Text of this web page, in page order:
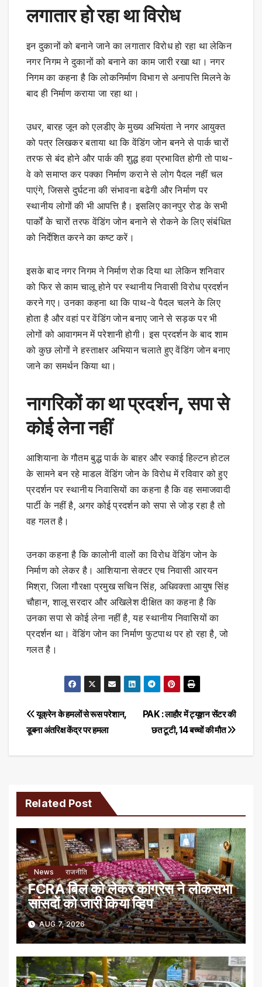
लगातार हो रहा था विरोध
इन दुकानों को बनाने जाने का लगातार विरोध हो रहा था लेकिन
नगर निगम ने दुकानों को बनाने का काम जारी रखा था। नगर
निगम का कहना है कि लोकनिर्माण विभाग से अनापत्ति मिलने के
बाद ही निर्माण कराया जा रहा था।
उधर, बारह जून को एलडीए के मुख्य अभियंता ने नगर आयुक्त
को पत्र लिखकर बताया था कि वेंडिंग जोन बनने से पार्क चारों
तरफ से बंद होने और पार्क की शुद्ध हवा प्रभावित होगी तो पाथ-
वे को समाप्त कर पक्का निर्माण कराने से लोग पैदल नहीं चल
पाएंगे, जिससे दुर्घटना की संभावना बढेगी और निर्माण पर
स्थानीय लोगों की भी आपत्ति है। इसलिए कानपुर रोड के सभी
पार्कों के चारों तरफ वेंडिंग जोन बनाने से रोकने के लिए संबंधित
को निर्देशित करने का कष्ट करें।
इसके बाद नगर निगम ने निर्माण रोक दिया था लेकिन शनिवार
को फिर से काम चालू होने पर स्थानीय निवासी विरोध प्रदर्शन
करने गए। उनका कहना था कि पाथ-वे पैदल चलने के लिए
होता है और वहां पर वेंडिंग जोन बनाए जाने से सड़क पर भी
लोगों को आवागमन में परेशानी होगी। इस प्रदर्शन के बाद शाम
को कुछ लोगों ने हस्ताक्षर अभियान चलाते हुए वेंडिंग जोन बनाए
जाने का समर्थन किया था।
नागरिकों का था प्रदर्शन, सपा से
कोई लेना नहीं
आशियाना के गौतम बुद्ध पार्क के बाहर और स्काई हिल्टन होटल
के सामने बन रहे माडल वेंडिंग जोन के विरोध में रविवार को हुए
प्रदर्शन पर स्थानीय निवासियों का कहना है कि वह समाजवादी
पार्टी के नहीं है, अगर कोई प्रदर्शन को सपा से जोड़ रहा है तो
वह गलत है।
उनका कहना है कि कालोनी वालों का विरोध वेंडिंग जोन के
निर्माण को लेकर है। आशियाना सेक्टर एच निवासी आरयन
मिश्रा, जिला गौरक्षा प्रमुख सचिन सिंह, अधिवक्ता आयुष सिंह
चौहान, शालू सरदार और अखिलेश दीक्षित का कहना है कि
उनका सपा से कोई लेना नहीं है, यह स्थानीय निवासियों का
प्रदर्शन था। वेंडिंग जोन का निर्माण फुटपाथ पर हो रहा है, जो
गलत है।
Post
navigation
PAK : लाहौर में ट्यूशन सेंटर की
छत टूटी, 14 बच्चों की मौत
यूक्रेन के हमलों से रूस परेशान,
डूबना अंतरिक्ष केंद्र पर हमला
Related Post
News राजनीति
FCRA बिल को लेकर कांग्रेस ने लोकसभा
सांसदों को जारी किया व्हिप
AUG 7, 2026